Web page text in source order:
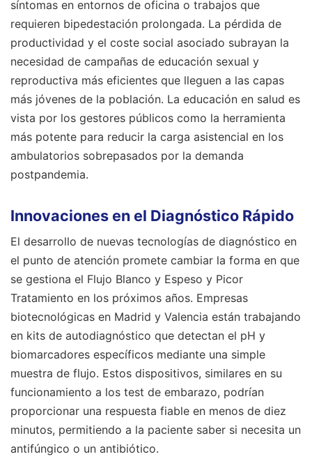
síntomas en entornos de oficina o trabajos que
requieren bipedestación prolongada. La pérdida de
productividad y el coste social asociado subrayan la
necesidad de campañas de educación sexual y
reproductiva más eficientes que lleguen a las capas
más jóvenes de la población. La educación en salud es
vista por los gestores públicos como la herramienta
más potente para reducir la carga asistencial en los
ambulatorios sobrepasados por la demanda
postpandemia.
Innovaciones en el Diagnóstico Rápido
El desarrollo de nuevas tecnologías de diagnóstico en
el punto de atención promete cambiar la forma en que
se gestiona el Flujo Blanco y Espeso y Picor
Tratamiento en los próximos años. Empresas
biotecnológicas en Madrid y Valencia están trabajando
en kits de autodiagnóstico que detectan el pH y
biomarcadores específicos mediante una simple
muestra de flujo. Estos dispositivos, similares en su
funcionamiento a los test de embarazo, podrían
proporcionar una respuesta fiable en menos de diez
minutos, permitiendo a la paciente saber si necesita un
antifúngico o un antibiótico.